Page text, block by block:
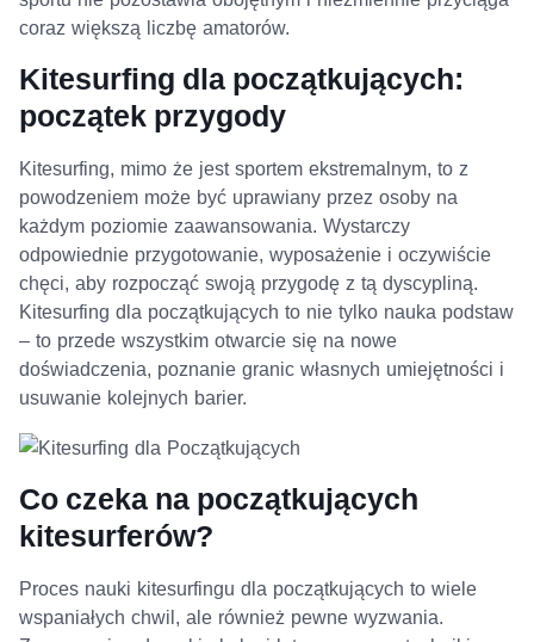
coraz większą liczbę amatorów.
Kitesurfing dla początkujących:
początek przygody
Kitesurfing, mimo że jest sportem ekstremalnym, to z
powodzeniem może być uprawiany przez osoby na
każdym poziomie zaawansowania. Wystarczy
odpowiednie przygotowanie, wyposażenie i oczywiście
chęci, aby rozpocząć swoją przygodę z tą dyscypliną.
Kitesurfing dla początkujących to nie tylko nauka podstaw
– to przede wszystkim otwarcie się na nowe
doświadczenia, poznanie granic własnych umiejętności i
usuwanie kolejnych barier.
Co czeka na początkujących
kitesurferów?
Proces nauki kitesurfingu dla początkujących to wiele
wspaniałych chwil, ale również pewne wyzwania.